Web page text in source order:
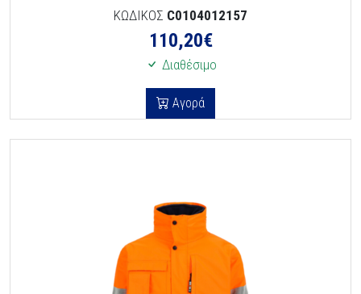
ΚΩΔΙΚΟΣ C0104012157
110,20€
Διαθέσιμο
Αγορά